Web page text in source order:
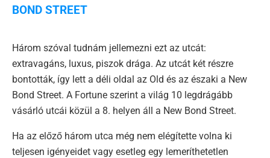
BOND STREET
Három szóval tudnám jellemezni ezt az utcát:
extravagáns, luxus, piszok drága. Az utcát két részre
bontották, így lett a déli oldal az Old és az északi a New
Bond Street. A Fortune szerint a világ 10 legdrágább
vásárló utcái közül a 8. helyen áll a New Bond Street.
Ha az előző három utca még nem elégítette volna ki
teljesen igényeidet vagy esetleg egy lemeríthetetlen